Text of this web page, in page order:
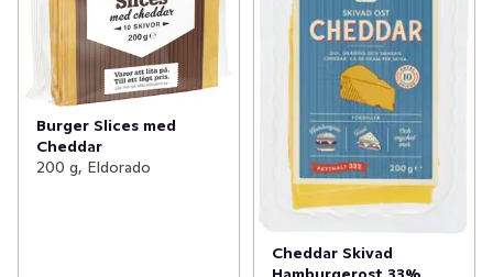
Burger Slices med
Cheddar
200 g, Eldorado
Cheddar Skivad